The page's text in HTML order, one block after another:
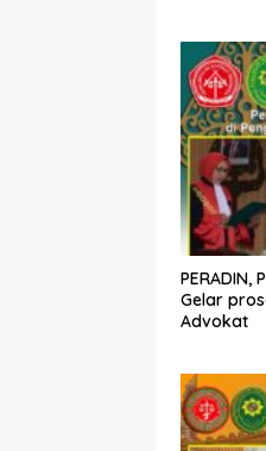
PERADIN,
Gelar
Advokat